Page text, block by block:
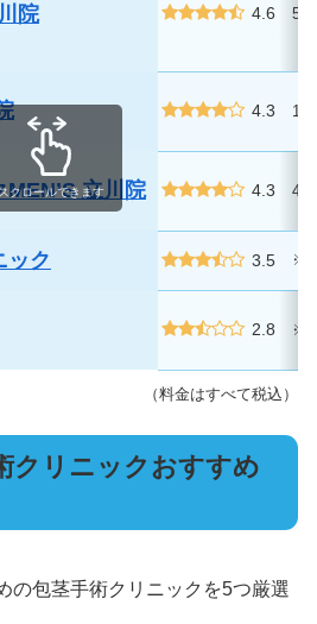
院 4.6
4.3
立川院 4.3
ック 3.5 ※
2.8 ※
クロールできます
（料金はすべて税込）
クリニックおすすめ
の包茎手術クリニックを5つ厳選